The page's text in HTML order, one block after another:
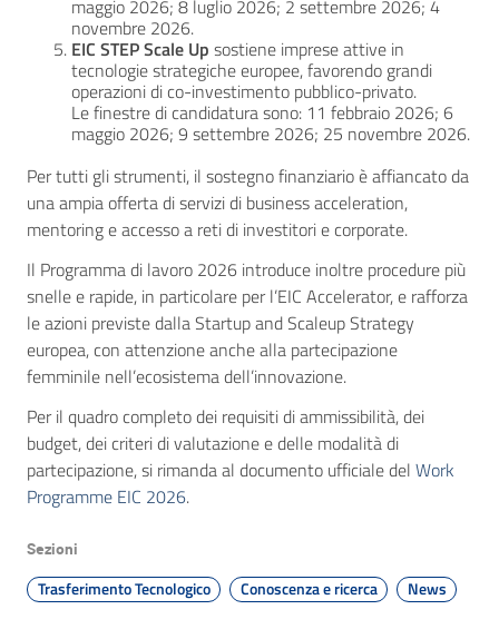
maggio 2026; 8 luglio 2026; 2 settembre 2026; 4
novembre 2026.
EIC STEP Scale Up sostiene imprese attive in
tecnologie strategiche europee, favorendo grandi
operazioni di co-investimento pubblico-privato.
Le finestre di candidatura sono: 11 febbraio 2026; 6
maggio 2026; 9 settembre 2026; 25 novembre 2026.
Per tutti gli strumenti, il sostegno finanziario è affiancato da
una ampia offerta di servizi di business acceleration,
mentoring e accesso a reti di investitori e corporate.
Il Programma di lavoro 2026 introduce inoltre procedure più
snelle e rapide, in particolare per l’EIC Accelerator, e rafforza
le azioni previste dalla Startup and Scaleup Strategy
europea, con attenzione anche alla partecipazione
femminile nell’ecosistema dell’innovazione.
Per il quadro completo dei requisiti di ammissibilità, dei
budget, dei criteri di valutazione e delle modalità di
partecipazione, si rimanda al documento ufficiale del Work
Programme EIC 2026.
Sezioni
Trasferimento Tecnologico Conoscenza e ricerca News